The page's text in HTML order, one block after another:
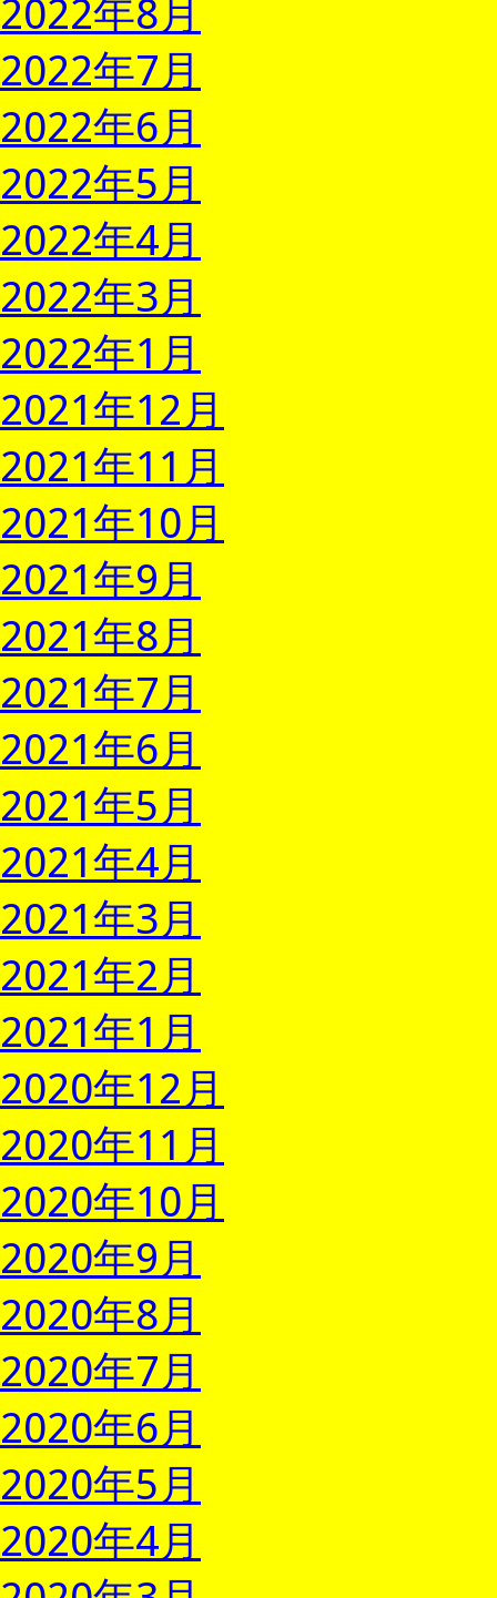
2022年8月
2022年7月
2022年6月
2022年5月
2022年4月
2022年3月
2022年1月
2021年12月
2021年11月
2021年10月
2021年9月
2021年8月
2021年7月
2021年6月
2021年5月
2021年4月
2021年3月
2021年2月
2021年1月
2020年12月
2020年11月
2020年10月
2020年9月
2020年8月
2020年7月
2020年6月
2020年5月
2020年4月